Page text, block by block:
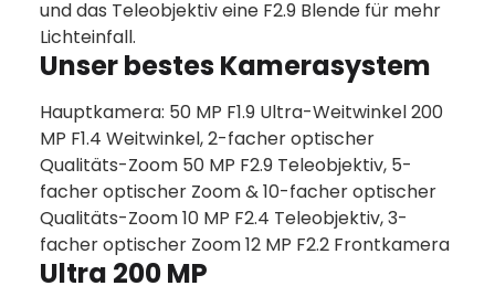
und das Teleobjektiv eine F2.9 Blende für mehr
Lichteinfall.
Unser bestes Kamerasystem
Hauptkamera: 50 MP F1.9 Ultra-Weitwinkel 200
MP F1.4 Weitwinkel, 2-facher optischer
Qualitäts-Zoom 50 MP F2.9 Teleobjektiv, 5-
facher optischer Zoom & 10-facher optischer
Qualitäts-Zoom 10 MP F2.4 Teleobjektiv, 3-
facher optischer Zoom 12 MP F2.2 Frontkamera
Ultra 200 MP